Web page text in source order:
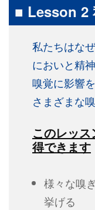
■ Lesson 2
私たちはな
においと精
嗅覚に影響
さまざまな
このレッ
得できます
様々な嗅
挙げる